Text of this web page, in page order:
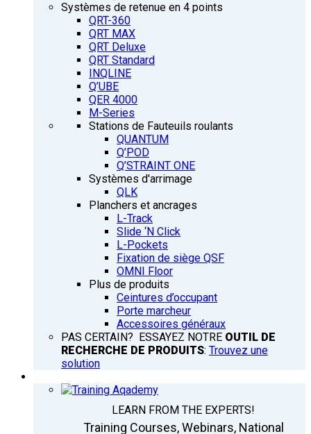
Systèmes de retenue en 4 points
QRT-360
QRT MAX
QRT Deluxe
QRT Standard
INQLINE
Q’UBE
QER 4000
M-Series
Stations de Fauteuils roulants
QUANTUM
Q’POD
Q’STRAINT ONE
Systèmes d'arrimage
QLK
Planchers et ancrages
L-Track
Slide ‘N Click
L-Pockets
Fixation de siège QSF
OMNI Floor
Plus de produits
Ceintures d’occupant
Porte marcheur
Accessoires généraux
PAS CERTAIN? ESSAYEZ NOTRE OUTIL DE
RECHERCHE DE PRODUITS: Trouvez une
solution
LEARN FROM THE EXPERTS!
Training Courses, Webinars, National